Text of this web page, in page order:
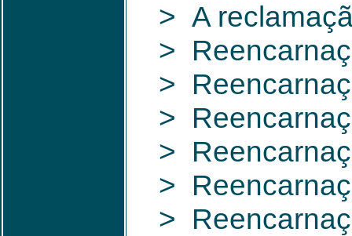
> A
>
>
>
>
>
>